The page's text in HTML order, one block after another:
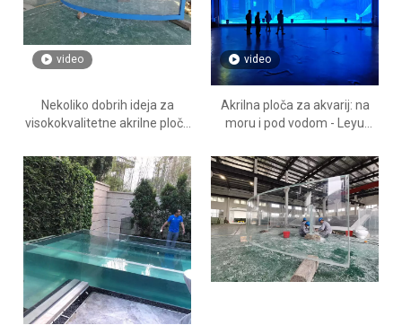
video
Nekoliko dobrih ideja za
visokokvalitetne akrilne ploče
video
Akrilna ploča za akvarij: na
moru i pod vodom - Leyu